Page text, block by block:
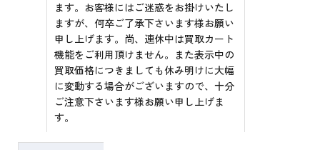
ます。お客様にはご迷惑をお掛けいたし
ますが、何卒ご了承下さいます様お願い
申し上げます。尚、連休中は買取カート
機能をご利用頂けません。また表示中の
買取価格につきましても休み明けに大幅
に変動する場合がございますので、十分
ご注意下さいます様お願い申し上げま
す。